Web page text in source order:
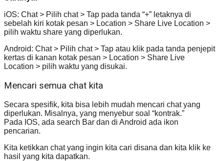
iOS: Chat > Pilih chat > Tap pada tanda “+” letaknya di
sebelah kiri kotak pesan > Location > Share Live Location >
pilih waktu share yang diperlukan.
Android: Chat > Pilih chat > Tap atau klik pada tanda penjepit
kertas di kanan kotak pesan > Location > Share Live
Location > pilih waktu yang disukai.
Mencari semua chat kita
Secara spesifik, kita bisa lebih mudah mencari chat yang
diperlukan. Misalnya, yang menyebur soal “kontrak.”
Pada IOS, ada search Bar dan di Android ada ikon
pencarian.
Kita ketikkan chat yang ingin kita cari disana dan kita klik ke
hasil yang kita dapatkan.